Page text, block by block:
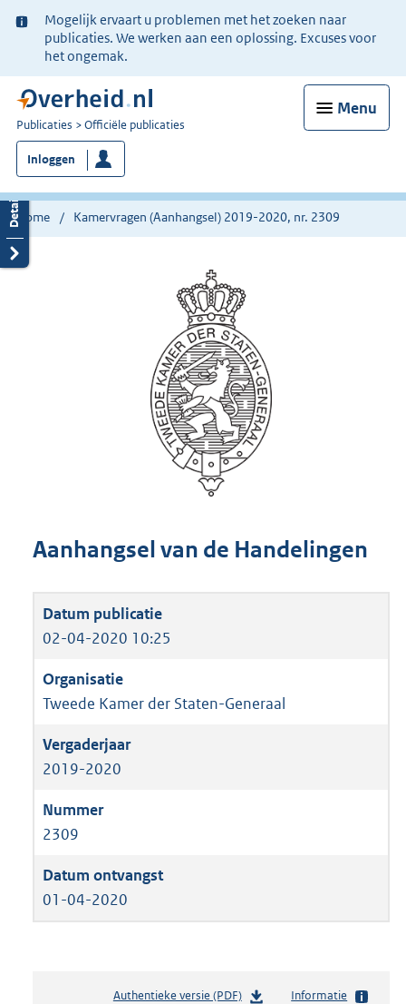
Ter
informatie:
Mogelijk ervaart u problemen met het zoeken naar
publicaties. We werken aan een oplossing. Excuses voor
het ongemak.
Menu
U
bent
nu
hier:
Publicaties Officiële publicaties
Inloggen
Home Kamervragen (Aanhangsel) 2019-2020, nr. 2309
Aanhangsel van de Handelingen
02-04-2020 10:25
Tweede Kamer der Staten-Generaal
2019-2020
2309
01-04-2020
Authentieke versie (PDF)b
Informatie